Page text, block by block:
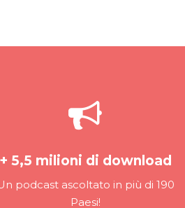
+ 5,5 milioni di download
podcast ascoltato in più di 190
Paesi!